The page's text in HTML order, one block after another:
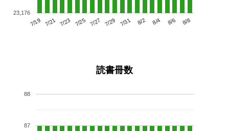
7/19 7/21 7/23 7/25 7/27 7/29 7/31 8/2 8/4 8/6 8/8
23,176
読書冊数
87
88